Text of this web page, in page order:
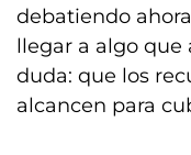
debatiendo
llegar a algo que
duda: que los
alcancen para